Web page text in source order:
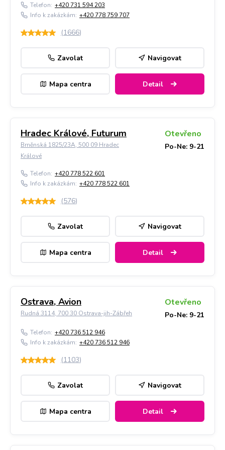
Telefon: +420 731 594 203
Info k zakázkám: +420 778 759 707
(1666)
Zavolat Navigovat
Mapa centra Detail
Hradec Králové, Futurum
Brněnská 1825/23A, 500 09 Hradec
Králové
Otevřeno
Po-Ne: 9-21
Telefon: +420 778 522 601
Info k zakázkám: +420 778 522 601
(576)
Zavolat Navigovat
Mapa centra Detail
Ostrava, Avion
Rudná 3114, 700 30 Ostrava-jih-Zábřeh
Otevřeno
Po-Ne: 9-21
Telefon: +420 736 512 946
Info k zakázkám: +420 736 512 946
(1103)
Zavolat Navigovat
Mapa centra Detail